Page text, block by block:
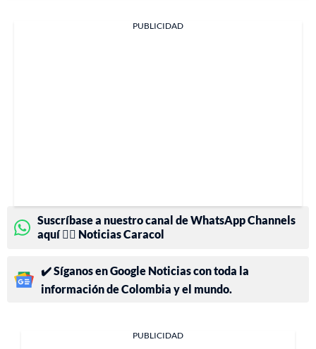
PUBLICIDAD
Suscríbase a nuestro canal de WhatsApp Channels
aquí 👉🏻 Noticias Caracol
✔️ Síganos en Google Noticias con toda la
información de Colombia y el mundo.
PUBLICIDAD